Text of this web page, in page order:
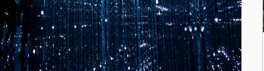
El 90% de los
españoles vota a
El verano dispara la
carrera por comprar